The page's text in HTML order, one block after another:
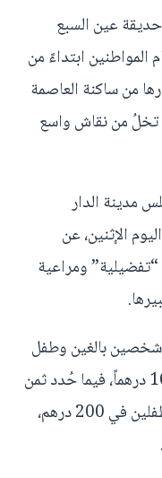
عين السبع
المواطنين ابتداءً من
من ساكنة العاصمة
تخلُ من نقاش واسع
مدينة الدار
الإثنين، عن
“تفضيلية” ومراعية
بالغين وطفل
واحد يمكنها ولوج الحديقة مقابل 160 درهماً، فيما حُدد ثمن
الدخول لأسرة من شخصين بالغين وطفلين في 200 درهم،